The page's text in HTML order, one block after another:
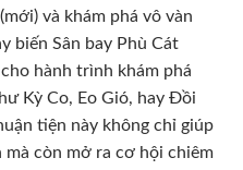
và khám phá vô vàn
biến Sân bay Phù Cát
hành trình khám phá
Kỳ Co, Eo Gió, hay Đồi
tiện này không chỉ giúp
còn mở ra cơ hội chiêm